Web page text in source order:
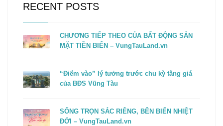
RECENT POSTS
CHƯƠNG TIẾP THEO CỦA BẤT ĐỘNG SẢN
MẶT TIỀN BIỂN – VungTauLand.vn
“Điểm vào” lý tưởng trước chu kỳ tăng giá
của BĐS Vũng Tàu
SỐNG TRỌN SẮC RIÊNG, BÊN BIỂN NHIỆT
ĐỚI – VungTauLand.vn